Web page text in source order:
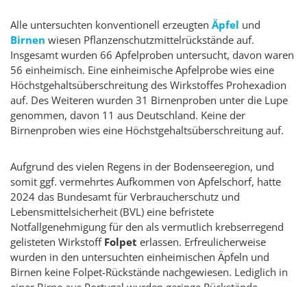
Alle untersuchten konventionell erzeugten Äpfel und
Birnen wiesen Pflanzenschutzmittelrückstände auf.
Insgesamt wurden 66 Apfelproben untersucht, davon waren
56 einheimisch. Eine einheimische Apfelprobe wies eine
Höchstgehaltsüberschreitung des Wirkstoffes Prohexadion
auf. Des Weiteren wurden 31 Birnenproben unter die Lupe
genommen, davon 11 aus Deutschland. Keine der
Birnenproben wies eine Höchstgehaltsüberschreitung auf.
Aufgrund des vielen Regens in der Bodenseeregion, und
somit ggf. vermehrtes Aufkommen von Apfelschorf, hatte
2024 das Bundesamt für Verbraucherschutz und
Lebensmittelsicherheit (BVL) eine befristete
Notfallgenehmigung für den als vermutlich krebserregend
gelisteten Wirkstoff Folpet erlassen. Erfreulicherweise
wurden in den untersuchten einheimischen Äpfeln und
Birnen keine Folpet-Rückstände nachgewiesen. Lediglich in